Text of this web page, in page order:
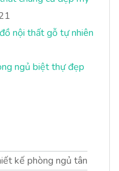
nội thất gỗ tự nhiên
ngủ biệt thự đẹp
kế phòng ngủ tân